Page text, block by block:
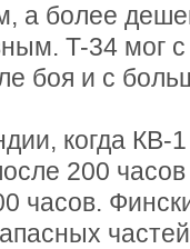
а более
T-34 мог
боя и с
когда КВ-
200
часов.